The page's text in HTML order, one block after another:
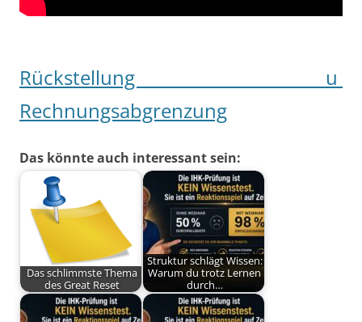
Rückstellung u
Rechnungsabgrenzung
Das könnte auch interessant sein:
Das schlimmste Thema
des Great Reset
Struktur schlägt Wissen:
Warum du trotz Lernen
durch…